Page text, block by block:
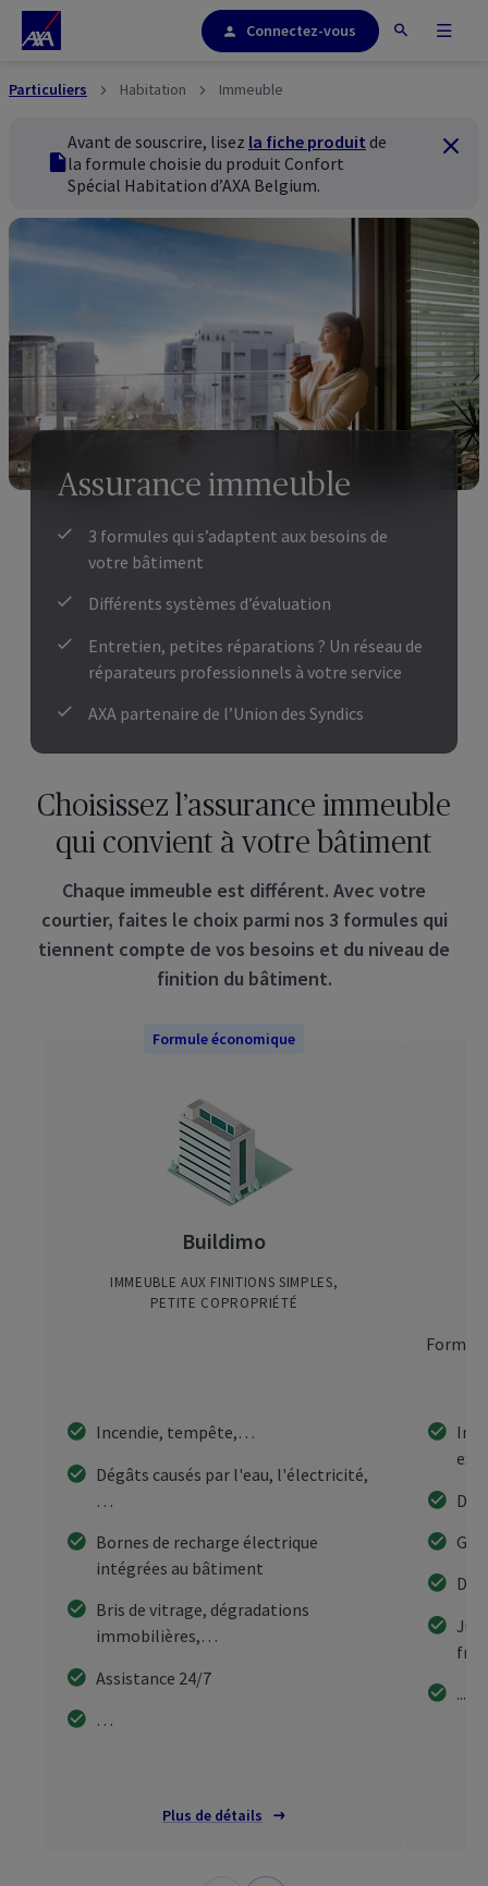
Connectez-vous
Particuliers Habitation Immeuble
fiches produit
Avant de souscrire, lisez la fiche produit de
la formule choisie du produit Confort
Spécial Habitation d’AXA Belgium.
Assurance immeuble
3 formules qui s’adaptent aux besoins de
votre bâtiment
Différents systèmes d’évaluation
Entretien, petites réparations ? Un réseau de
réparateurs professionnels à votre service
AXA partenaire de l’Union des Syndics
Choisissez l’assurance immeuble
qui convient à votre bâtiment
Chaque immeuble est différent. Avec votre
courtier, faites le choix parmi nos 3 formules qui
tiennent compte de vos besoins et du niveau de
finition du bâtiment.​
Formule économique
Buildimo
IMMEUBLE AUX FINITIONS SIMPLES,
PETITE COPROPRIÉTÉ
Incendie, tempête,…
Dégâts causés par l'eau, l'électricité,
…
Bornes de recharge électrique
intégrées au bâtiment
Bris de vitrage, dégradations
immobilières,…
Assistance 24/7
…
Plus de détails
...